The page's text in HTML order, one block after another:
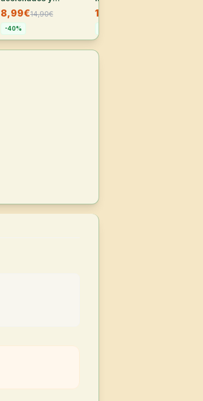
transpirables
8,99€14,90€
-40%
11€